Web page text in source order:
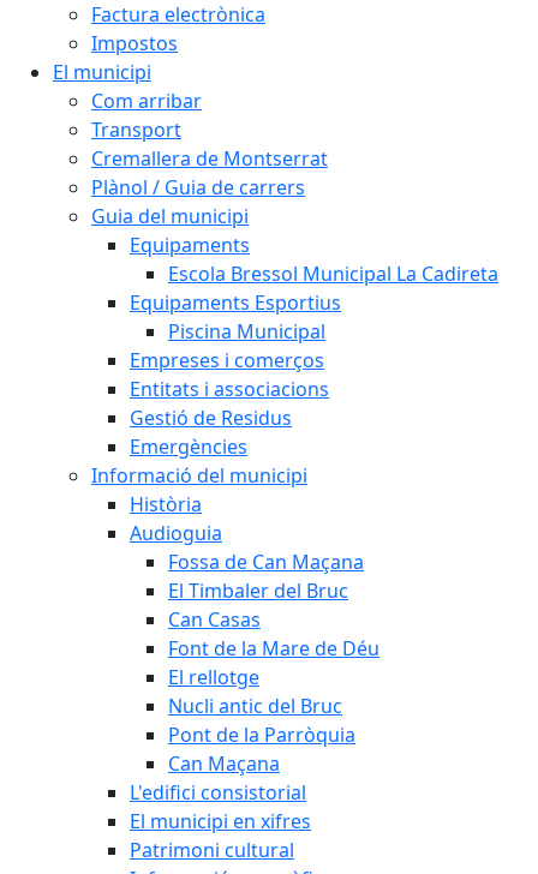
Factura electrònica
Impostos
El municipi
Com arribar
Transport
Cremallera de Montserrat
Plànol / Guia de carrers
Guia del municipi
Equipaments
Escola Bressol Municipal La Cadireta
Equipaments Esportius
Piscina Municipal
Empreses i comerços
Entitats i associacions
Gestió de Residus
Emergències
Informació del municipi
Història
Audioguia
Fossa de Can Maçana
El Timbaler del Bruc
Can Casas
Font de la Mare de Déu
El rellotge
Nucli antic del Bruc
Pont de la Parròquia
Can Maçana
L'edifici consistorial
El municipi en xifres
Patrimoni cultural